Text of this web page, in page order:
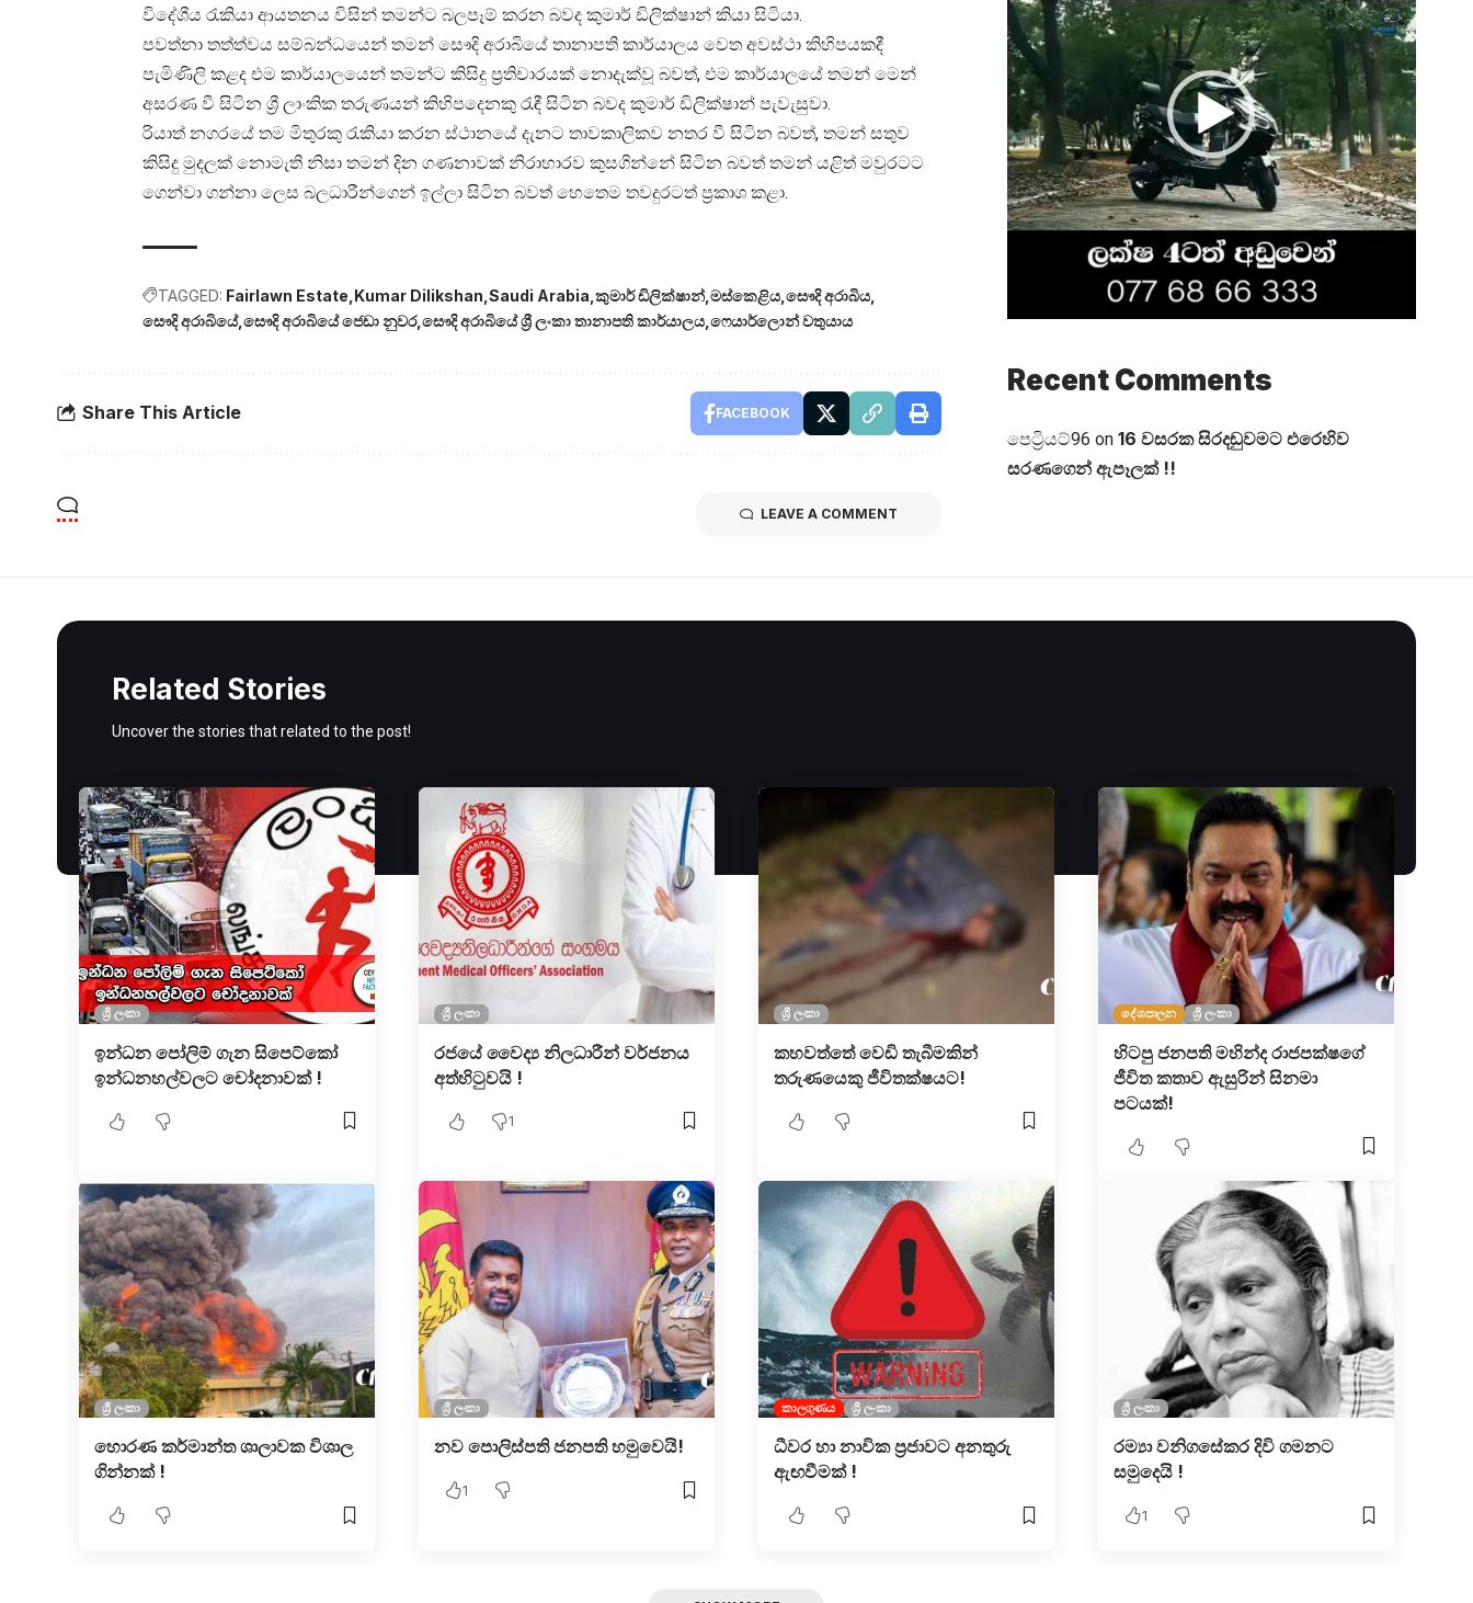
විදේශීය රැකියා ආයතනය විසින් තමන්ට බලපෑම් කරන බවද කුමාර් ඩිලික්ෂාන් කියා සිටියා.
පවත්නා තත්ත්වය සම්බන්ධයෙන් තමන් සෞදි අරාබියේ තානාපති කාර්යාලය වෙත අවස්ථා කිහිපයකදී
පැමිණිලි කළද එම කාර්යාලයෙන් තමන්ට කිසිදු ප්‍රතිචාරයක් නොදැක්වූ බවත්, එම කාර්යාලයේ තමන් මෙන්
අසරණ වී සිටින ශ්‍රී ලාංකික තරුණයන් කිහිපදෙනකු රැඳී සිටින බවද කුමාර් ඩිලික්ෂාන් පැවැසුවා.
රියාත් නගරයේ තම මිතුරකු රැකියා කරන ස්ථානයේ දැනට තාවකාලිකව නතර වී සිටින බවත්, තමන් සතුව
කිසිදු මුදලක් නොමැති නිසා තමන් දින ගණනාවක් නිරාහාරව කුසගින්නේ සිටින බවත් තමන් යළිත් මවුරටට
ගෙන්වා ගන්නා ලෙස බලධාරීන්ගෙන් ඉල්ලා සිටින බවත් හෙතෙම තවදුරටත් ප්‍රකාශ කළා.
TAGGED: Fairlawn Estate Kumar Dilikshan Saudi Arabia කුමාර් ඩිලික්ෂාන් මස්කෙළිය සෞදි අරාබිය
සෞදි අරාබියේ සෞදි අරාබියේ ජෙඩා නුවර සෞදි අරාබියේ ශ්‍රී ලංකා තානාපති කාර්යාලය ෆෙයාර්ලොන් වතුයාය
Share This Article FACEBOOK
LEAVE A COMMENT
Recent Comments
පෙට්‍රියට්96 on 16 වසරක සිරදඬුවමට එරෙහිව
සරණගෙන් ඇපෑලක් !!
Related Stories
Uncover the stories that related to the post!
ශ්‍රී ලංකා
ඉන්ධන පෝලිම් ගැන සිපෙට්කෝ
ඉන්ධනහල්වලට චෝදනාවක් !
ශ්‍රී ලංකා
රජයේ වෛද්‍ය නිලධාරීන් වර්ජනය
අත්හිටුවයි !
1
ශ්‍රී ලංකා
කහවත්තේ වෙඩි තැබීමකින්
තරුණයෙකු ජීවිතක්ෂයට!
දේශපාලන ශ්‍රී ලංකා
හිටපු ජනපති මහින්ද රාජපක්ෂගේ
ජීවිත කතාව ඇසුරින් සිනමා
පටයක්!
ශ්‍රී ලංකා
හොරණ කර්මාන්ත ශාලාවක විශාල
ගින්නක් !
ශ්‍රී ලංකා
නව පොලිස්පති ජනපති හමුවෙයි!
1
කාලගුණය ශ්‍රී ලංකා
ධීවර හා නාවික ප්‍රජාවට අනතුරු
ඇඟවීමක් !
ශ්‍රී ලංකා
රම්‍යා වනිගසේකර දිවි ගමනට
සමුදෙයි !
1